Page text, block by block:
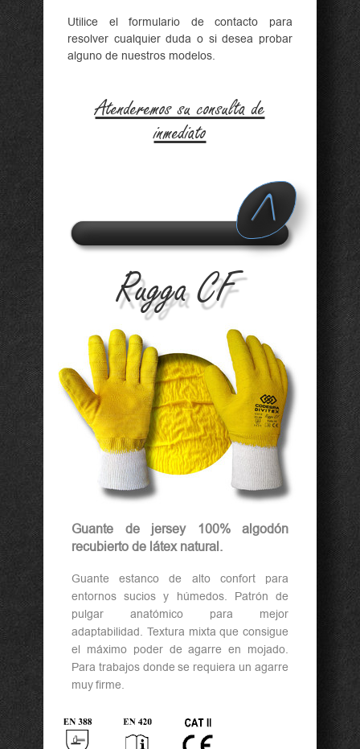
Utilice elformulario de contacto para
resolver cualquier duda o si desea probar
alguno de nuestros modelos.
Atenderemos su consulta de
inmediato
A
d v
a n
c e
Rugga CF
Guante de jersey 100% algodón
recubierto de látex natural.
Guante estanco de alto confort para
entornos sucios y húmedos. Patrón de
pulgar anatómico para mejor
adaptabilidad. Textura mixta que consigue
el máximo poder de agarre en mojado.
Para trabajos donde se requiera un agarre
muy firme.